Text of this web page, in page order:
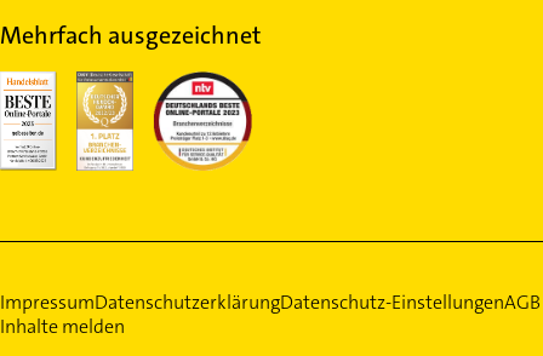
Mehrfach ausgezeichnet
ImpressumDatenschutzerklärungDatenschutz-EinstellungenAGB
Inhalte melden